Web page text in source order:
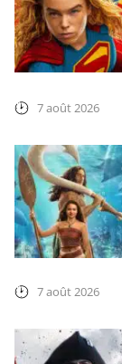
7 août 2026
7 août 2026